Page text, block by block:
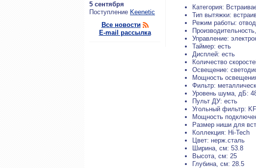
5 сентября
По­ступ­ле­ние Keenetic
Все новости
E-mail рассылка
Категория:
Тип вытяжки:
Режим работы:
Управление:
Таймер: есть
Дисплей: есть
Количество
Освещение:
Мощность
Фильтр:
Уровень шума, дБ:
Пульт ДУ: есть
Угольный фильтр:
Мощность
Размер ниши для
Коллекция: Hi-Tech
Цвет: нерж.сталь
Ширина, см: 53.8
Высота, см: 25
Глубина, см: 28.5